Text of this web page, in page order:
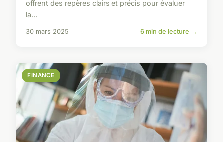
offrent des repères clairs et précis pour évaluer
la...
30 mars 2025 6 min de lecture →
FINANCE